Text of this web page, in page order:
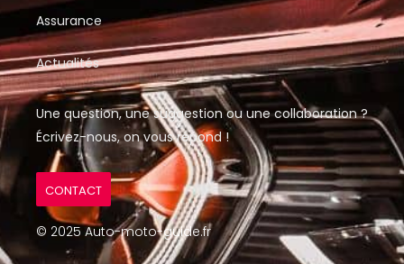
Assurance
Actualités
Une question, une suggestion ou une collaboration ?
Écrivez-nous, on vous répond !
CONTACT
© 2025 Auto-moto-guide.fr